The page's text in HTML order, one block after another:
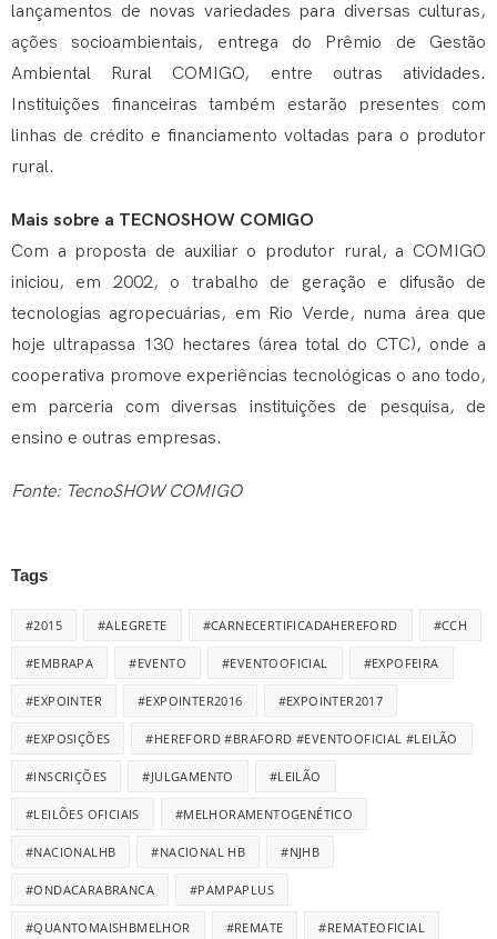
lançamentos de novas variedades para diversas culturas,
ações socioambientais, entrega do Prêmio de Gestão
Ambiental Rural COMIGO, entre outras atividades.
Instituições financeiras também estarão presentes com
linhas de crédito e financiamento voltadas para o produtor
rural.
Mais sobre a TECNOSHOW COMIGO
Com a proposta de auxiliar o produtor rural, a COMIGO
iniciou, em 2002, o trabalho de geração e difusão de
tecnologias agropecuárias, em Rio Verde, numa área que
hoje ultrapassa 130 hectares (área total do CTC), onde a
cooperativa promove experiências tecnológicas o ano todo,
em parceria com diversas instituições de pesquisa, de
ensino e outras empresas.
Fonte: TecnoSHOW COMIGO
Tags
#2015 #ALEGRETE #CARNECERTIFICADAHEREFORD #CCH
#EMBRAPA #EVENTO #EVENTOOFICIAL #EXPOFEIRA
#EXPOINTER #EXPOINTER2016 #EXPOINTER2017
#EXPOSIÇÕES #HEREFORD #BRAFORD #EVENTOOFICIAL #LEILÃO
#INSCRIÇÕES #JULGAMENTO #LEILÃO
#LEILÕES OFICIAIS #MELHORAMENTOGENÉTICO
#NACIONALHB #NACIONAL HB #NJHB
#ONDACARABRANCA #PAMPAPLUS
#QUANTOMAISHBMELHOR #REMATE #REMATEOFICIAL